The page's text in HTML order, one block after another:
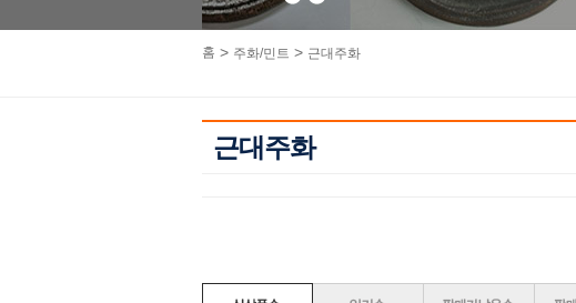
홈 > 주화/민트 > 근대주화
근대주화